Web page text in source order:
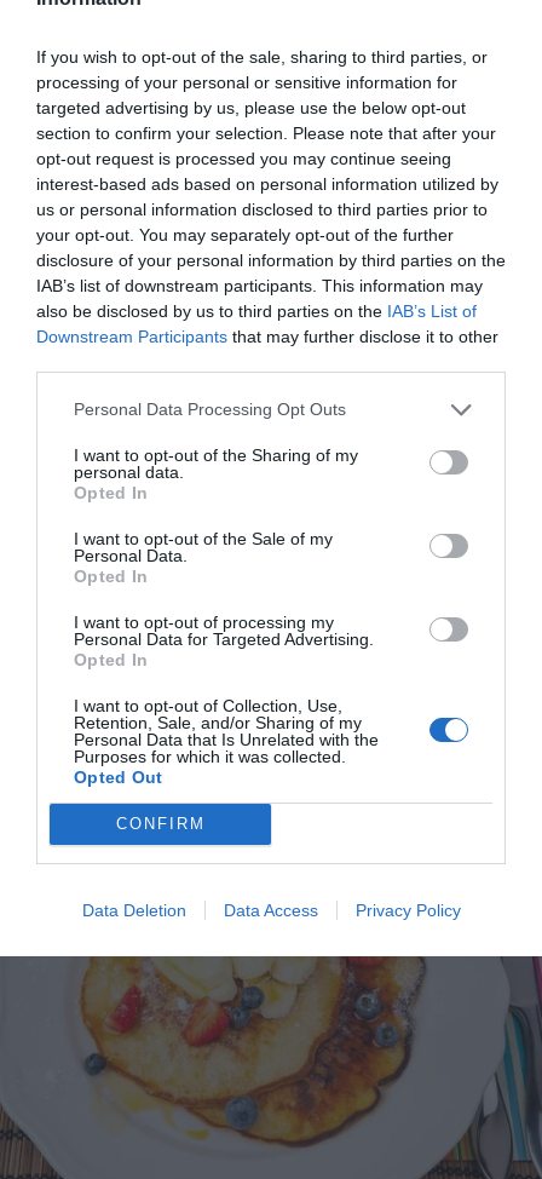
If you wish to opt-out of the sale, sharing to third parties, or
processing of your personal or sensitive information for
targeted advertising by us, please use the below opt-out
section to confirm your selection. Please note that after your
opt-out request is processed you may continue seeing
interest-based ads based on personal information utilized by
us or personal information disclosed to third parties prior to
your opt-out. You may separately opt-out of the further
disclosure of your personal information by third parties on the
IAB’s list of downstream participants. This information may
also be disclosed by us to third parties on the IAB’s List of
Downstream Participants that may further disclose it to other
Personal Data Processing Opt Outs
I want to opt-out of the Sharing of my
personal data.
Opted In
I want to opt-out of the Sale of my
Personal Data.
Opted In
I want to opt-out of processing my
Personal Data for Targeted Advertising.
Opted In
I want to opt-out of Collection, Use,
Retention, Sale, and/or Sharing of my
Personal Data that Is Unrelated with the
Purposes for which it was collected.
Opted Out
CONFIRM
Data Deletion Data Access Privacy Policy
har jag provlagat, skrivit och fotat så att du ska
kunna laga dem med bästa resultat hemma. Läs mer
om mig.
Tillbehör och liknande:
Bananpannkakor
Grädda goda bananpannkakor med mosad banan
och ägg. Lättlagade och goda att steka till frukost,
brunch...
RECEPT